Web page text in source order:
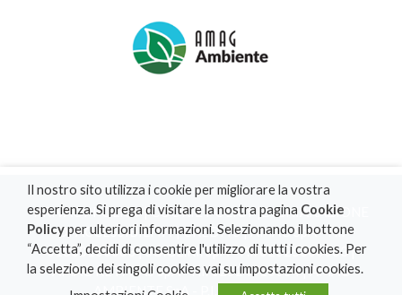
PRIVACY POLICY|COOKIE POLICY|DICHIARAZIONE
DI ACCESSIBILITA'|CREDITS| AMAG SpA - P.I.
01830160063 | SO.GE.RI. SpA - P.I. 02525300063 |
AMAG RETI GAS SpA - P.I. 02524710064 | AMAG
AMBIENTE SpA - P.I. 02453870061
Il nostro sito utilizza i cookie per migliorare la vostra
esperienza. Si prega di visitare la nostra pagina Cookie
Policyper ulteriori informazioni. Selezionando il bottone
“Accetta”, decidi di consentire l'utilizzo di tutti i cookies. Per
la selezione dei singoli cookies vai su impostazioni cookies.